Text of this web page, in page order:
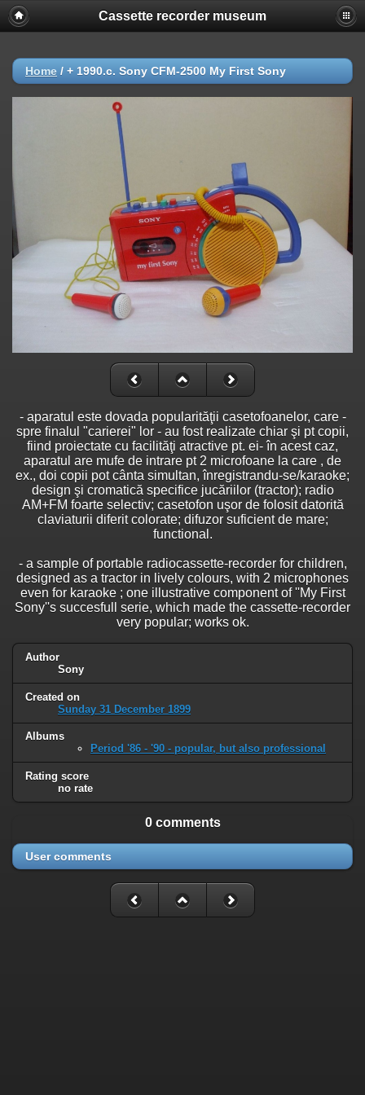
Cassette recorder museum
Home / + 1990.c. Sony CFM-2500 My First Sony
- aparatul este dovada popularităţii casetofoanelor, care -
spre finalul "carierei" lor - au fost realizate chiar şi pt copii,
fiind proiectate cu facilităţi atractive pt. ei- în acest caz,
aparatul are mufe de intrare pt 2 microfoane la care , de
ex., doi copii pot cânta simultan, înregistrandu-se/karaoke;
design şi cromatică specifice jucăriilor (tractor); radio
AM+FM foarte selectiv; casetofon uşor de folosit datorită
claviaturii diferit colorate; difuzor suficient de mare;
functional.
- a sample of portable radiocassette-recorder for children,
designed as a tractor in lively colours, with 2 microphones
even for karaoke ; one illustrative component of ''My First
Sony''s succesfull serie, which made the cassette-recorder
very popular; works ok.
Author
Sony
Created on
Sunday 31 December 1899
Albums
Period '86 - '90 - popular, but also professional
Rating score
no rate
0 comments
User comments